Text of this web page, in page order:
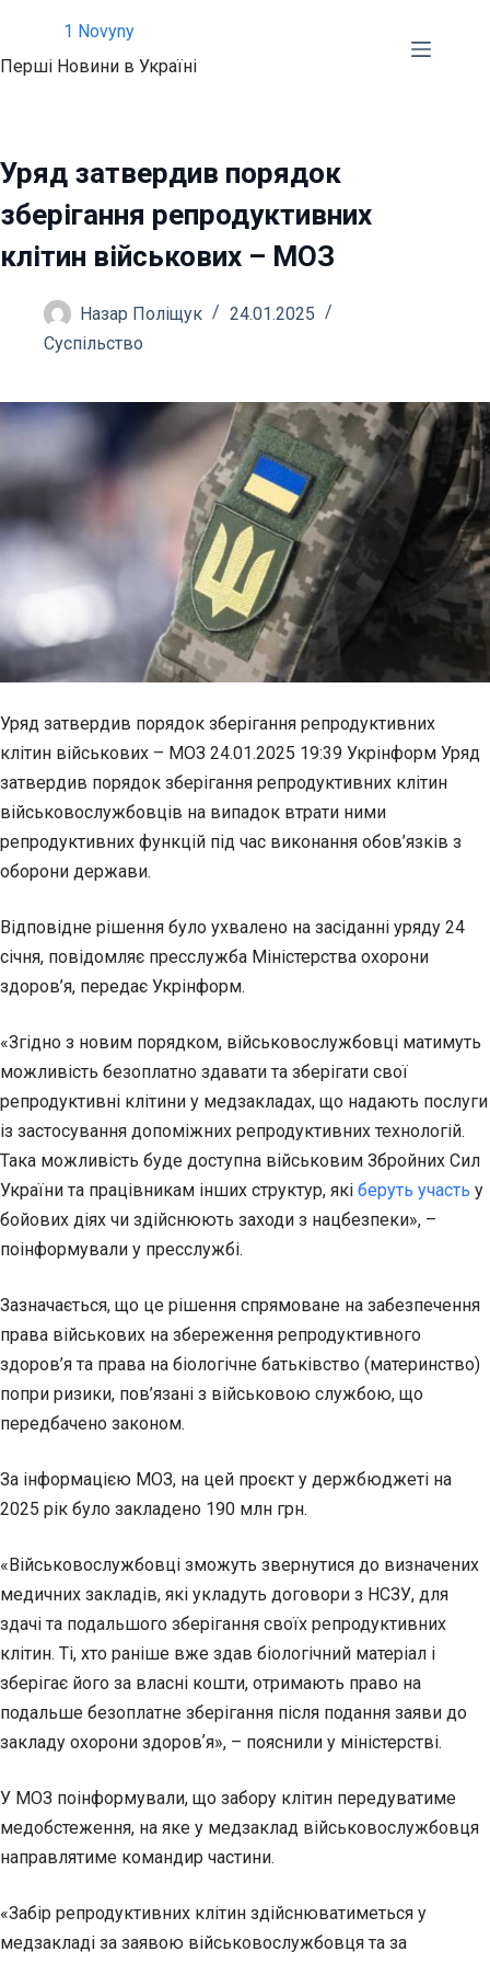
вмісту
1 Novyny
Перші Новини в Україні
Уряд затвердив порядок
зберігання репродуктивних
клітин військових – МОЗ
Назар Поліщук
24.01.2025
Суспільство
Уряд затвердив порядок зберігання репродуктивних
клітин військових – МОЗ 24.01.2025 19:39 Укрінформ Уряд
затвердив порядок зберігання репродуктивних клітин
військовослужбовців на випадок втрати ними
репродуктивних функцій під час виконання обов’язків з
оборони держави.
Відповідне рішення було ухвалено на засіданні уряду 24
січня, повідомляє пресслужба Міністерства охорони
здоров’я, передає Укрінформ.
«Згідно з новим порядком, військовослужбовці матимуть
можливість безоплатно здавати та зберігати свої
репродуктивні клітини у медзакладах, що надають послуги
із застосування допоміжних репродуктивних технологій.
Така можливість буде доступна військовим Збройних Сил
України та працівникам інших структур, які беруть участь у
бойових діях чи здійснюють заходи з нацбезпеки», –
поінформували у пресслужбі.
Зазначається, що це рішення спрямоване на забезпечення
права військових на збереження репродуктивного
здоров’я та права на біологічне батьківство (материнство)
попри ризики, пов’язані з військовою службою, що
передбачено законом.
За інформацією МОЗ, на цей проєкт у держбюджеті на
2025 рік було закладено 190 млн грн.
«Військовослужбовці зможуть звернутися до визначених
медичних закладів, які укладуть договори з НСЗУ, для
здачі та подальшого зберігання своїх репродуктивних
клітин. Ті, хто раніше вже здав біологічний матеріал і
зберігає його за власні кошти, отримають право на
подальше безоплатне зберігання після подання заяви до
закладу охорони здоровʼя», – пояснили у міністерстві.
У МОЗ поінформували, що забору клітин передуватиме
медобстеження, на яке у медзаклад військовослужбовця
направлятиме командир частини.
«Забір репродуктивних клітин здійснюватиметься у
медзакладі за заявою військовослужбовця та за